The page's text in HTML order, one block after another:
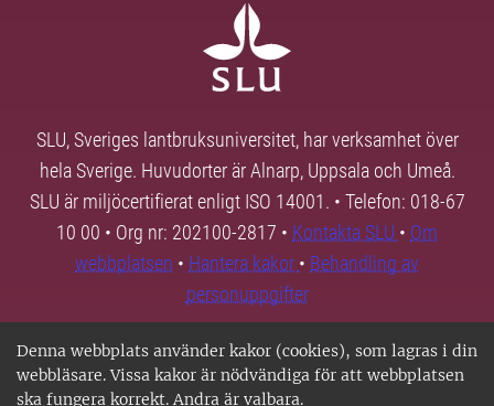
Denna webbplats använder kakor (cookies), som lagras i din
webbläsare. Vissa kakor är nödvändiga för att webbplatsen
ska fungera korrekt. Andra är valbara.
SLU, Sveriges lantbruksuniversitet, har verksamhet över
hela Sverige. Huvudorter är Alnarp, Uppsala och Umeå.
SLU är miljöcertifierat enligt ISO 14001. • Telefon: 018-67
10 00 • Org nr: 202100-2817 • Kontakta SLU • Om
webbplatsen • Hantera kakor • Behandling av
personuppgifter